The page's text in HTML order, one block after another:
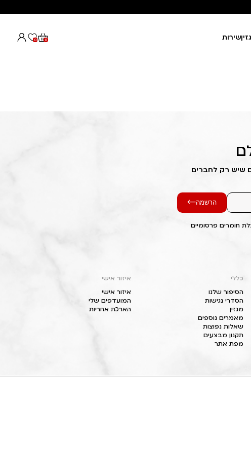
שירות 0
0
שיש רק לחברים
הרשמה
חומרים פרסומיים
כללי
הסיפור שלנו
הסדרי נגישות
מגזין
מאמרים נוספים
שאלות נפוצות
תקנון מבצעים
מפת אתר
איזור אישי
איזור אישי
המועדפים שלי
הארכת אחריות